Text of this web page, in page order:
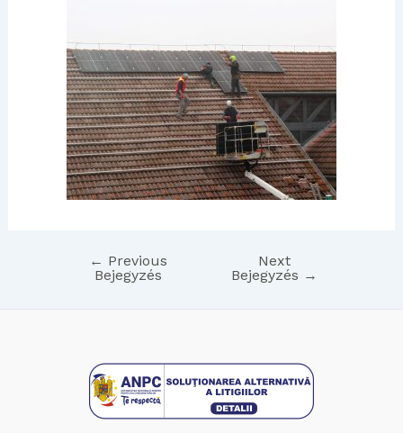
← Previous
Bejegyzés
Next
Bejegyzés →